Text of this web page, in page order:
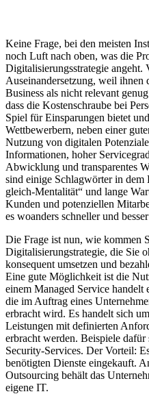
Keine Frage, bei den meisten
noch Luft nach oben, was die
Digitalisierungsstrategie angeht.
Auseinandersetzung, weil ihnen
Business als nicht relevant
dass die Kostenschraube bei
Spiel für Einsparungen bietet
Wettbewerbern, neben einer
Nutzung von digitalen
Informationen, hoher
Abwicklung und transparentes
sind einige Schlagwörter in
gleich-Mentalität“ und lange
Kunden und potenziellen
es woanders schneller und
Die Frage ist nun, wie kommen
Digitalisierungstrategie, die Sie
konsequent umsetzen und
Eine gute Möglichkeit ist die
einem Managed Service handelt
die im Auftrag eines
erbracht wird. Es handelt sich
Leistungen mit definierten
erbracht werden. Beispiele
Security-Services. Der Vorteil:
benötigten Dienste eingekauft.
Outsourcing behält das
eigene IT.